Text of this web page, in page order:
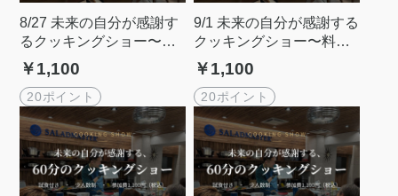
8/27 未来の自分が感謝す
るクッキングショー〜料
理の常識アップデートセ
ミナー＠外苑前
￥1,100
20ポイント
9/1 未来の自分が感謝する
クッキングショー〜料理
の常識アップデートセミ
ナー＠外苑前
￥1,100
20ポイント